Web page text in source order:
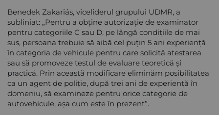
Benedek Zakariás, viceliderul grupului UDMR, a
subliniat: „Pentru a obține autorizație de examinator
pentru categoriile C sau D, pe lângă condițiile de mai
sus, persoana trebuie să aibă cel puțin 5 ani experiență
în categoria de vehicule pentru care solicită atestarea
sau să promoveze testul de evaluare teoretică și
practică. Prin această modificare eliminăm posibilitatea
ca un agent de poliție, după trei ani de experiență în
domeniu, să examineze pentru orice categorie de
autovehicule, așa cum este în prezent”.